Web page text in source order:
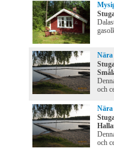
och
och